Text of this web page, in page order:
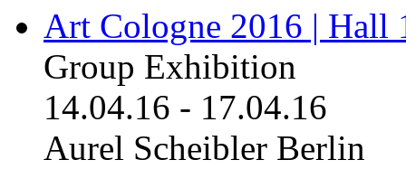
Art Cologne 2016 | Hall
Group Exhibition
14.04.16 - 17.04.16
Aurel Scheibler Berlin